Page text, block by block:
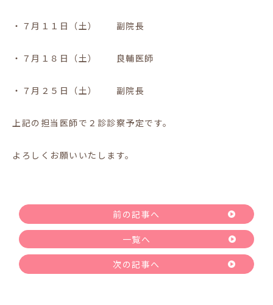
・７月１１日（土） 副院長
・７月１８日（土） 良輔医師
・７月２５日（土） 副院長
上記の担当医師で２診診察予定です。
よろしくお願いいたします。
前の記事へ
一覧へ
次の記事へ